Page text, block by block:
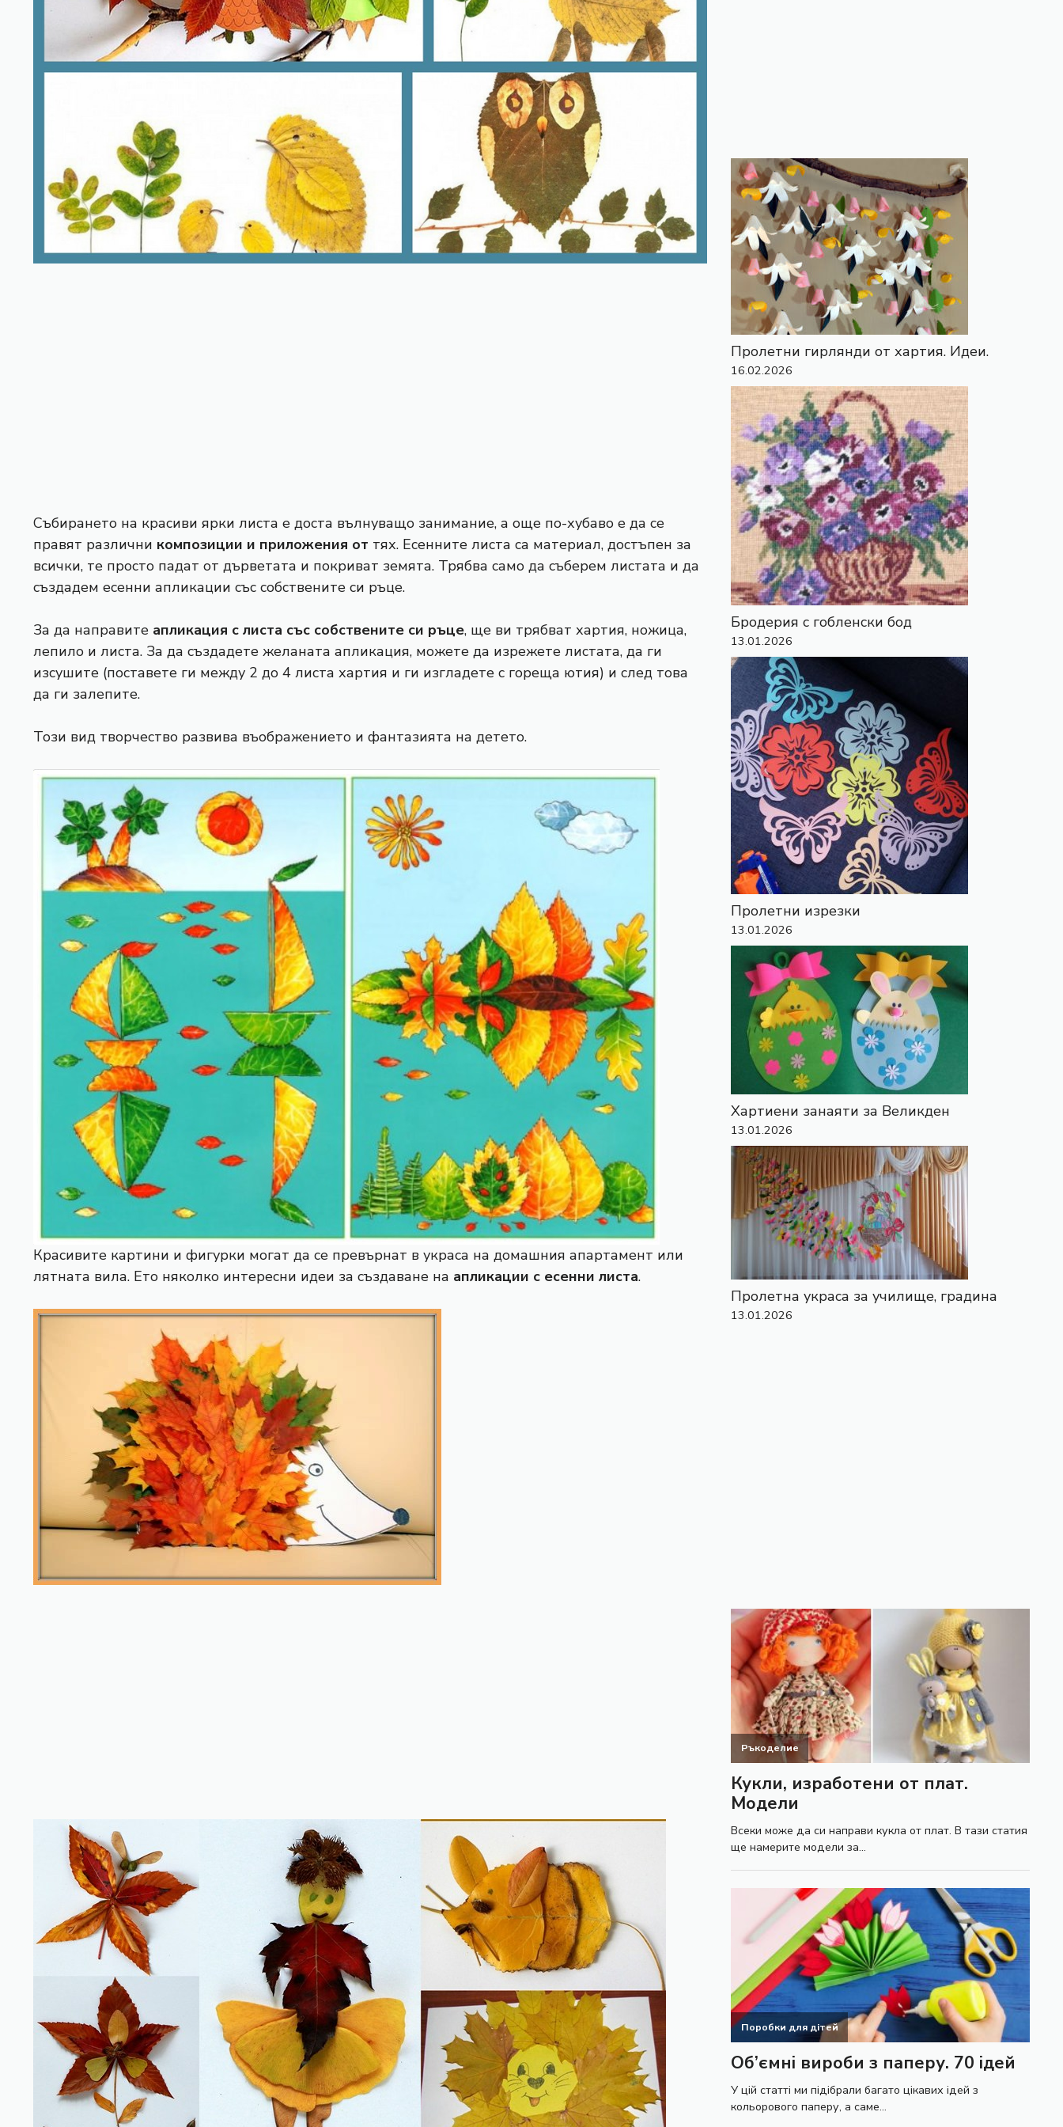
Събирането на красиви ярки листа е доста вълнуващо занимание, а още по-хубаво е да се
правят различни композиции и приложения от тях. Есенните листа са материал, достъпен за
всички, те просто падат от дърветата и покриват земята. Трябва само да съберем листата и да
създадем есенни апликации със собствените си ръце.
За да направите апликация с листа със собствените си ръце, ще ви трябват хартия, ножица,
лепило и листа. За да създадете желаната апликация, можете да изрежете листата, да ги
изсушите (поставете ги между 2 до 4 листа хартия и ги изгладете с гореща ютия) и след това
да ги залепите.
Този вид творчество развива въображението и фантазията на детето.
Красивите картини и фигурки могат да се превърнат в украса на домашния апартамент или
лятната вила. Ето няколко интересни идеи за създаване на апликации с есенни листа.
Пролетни гирлянди от хартия. Идеи.
16.02.2026
Бродерия с гобленски бод
13.01.2026
Пролетни изрезки
13.01.2026
Хартиени занаяти за Великден
13.01.2026
Пролетна украса за училище, градина
13.01.2026